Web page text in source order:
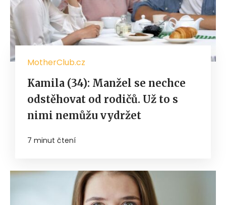
MotherClub.cz
Kamila (34): Manžel se nechce
odstěhovat od rodičů. Už to s
nimi nemůžu vydržet
7 minut čtení